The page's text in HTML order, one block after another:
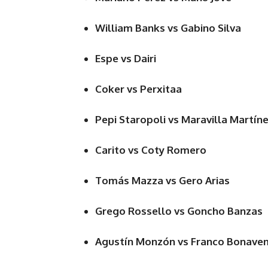
William Banks vs Gabino Silva
Espe vs Dairi
Coker vs Perxitaa
Pepi Staropoli vs Maravilla
Carito vs Coty Romero
Tomás Mazza vs Gero Arias
Grego Rossello vs Goncho Banzas
Agustín Monzón vs Franco